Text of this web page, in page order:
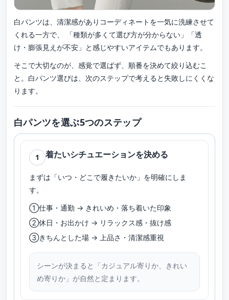
白パンツは、清潔感がありコーディネートを一気に洗練させて
くれる一方で、 「種類が多くて選び方が分からない」「透
け・膨張見えが不安」と感じやすいアイテムでもあります。
そこで大切なのが、感覚で選ばず、順番を決めて絞り込むこ
と。白パンツ選びは、次のステップで考えると失敗しにくくな
ります。
白パンツを選ぶ5つのステップ
1 着たいシチュエーションを決める
まずは「いつ・どこで履きたいか」を明確にしま
す。
①仕事・通勤 → きれいめ・落ち着いた印象
②休日・お出かけ → リラックス感・抜け感
③きちんとした場 → 上品さ・清潔感重視
シーンが決まると「カジュアル寄りか、きれい
め寄りか」が自然と定まります。